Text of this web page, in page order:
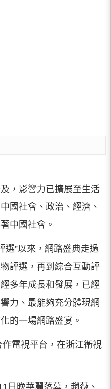
，影響力已擴展至生活
國社會、政治、經濟、
中國社會。
選”以來，網路盛典走過
評選，再到綜合互動評
多年成長和發展，已經
力、最能夠充分體現網
的一場網路盛宴。
電視平台，在浙江衛視
日晚華麗落幕，趙薇、